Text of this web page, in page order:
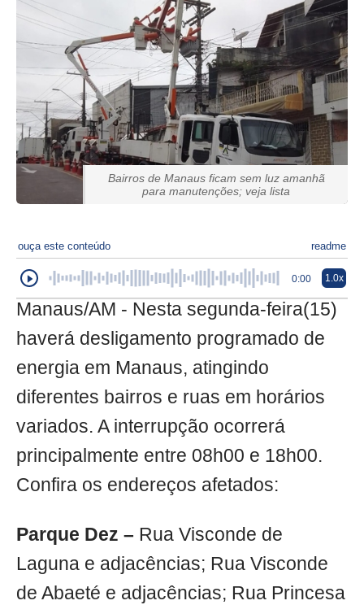
Bairros de Manaus ficam sem luz amanhã
para manutenções; veja lista
ouça este conteúdo readme
0:00 1.0x
Manaus/AM - Nesta segunda-feira(15)
haverá desligamento programado de
energia em Manaus, atingindo
diferentes bairros e ruas em horários
variados. A interrupção ocorrerá
principalmente entre 08h00 e 18h00.
Confira os endereços afetados:
Parque Dez – Rua Visconde de
Laguna e adjacências; Rua Visconde
de Abaeté e adjacências; Rua Princesa